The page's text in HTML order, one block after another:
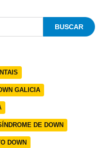
GALICIA
DE DOWN
DOWN